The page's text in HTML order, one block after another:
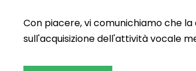
Con piacere, vi comunichiamo che
sull'acquisizione dell'attività vocale